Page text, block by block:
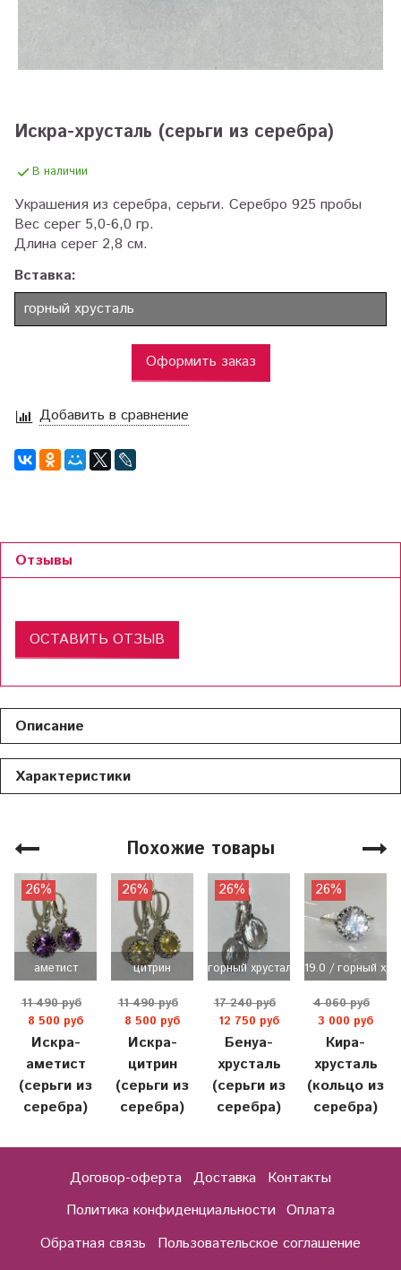
Искра-хрусталь (серьги из серебра)
В наличии
Украшения из серебра, серьги. Серебро 925 пробы
Вес серег 5,0-6,0 гр.
Длина серег 2,8 см.
Вставка:
горный хрусталь
Оформить заказ
Добавить в сравнение
Отзывы
ОСТАВИТЬ ОТЗЫВ
Описание
Характеристики
Похожие товары
аметист
26%
11 490 руб
8 500 руб
Искра-
аметист
(серьги из
серебра)
цитрин
26%
11 490 руб
8 500 руб
Искра-
цитрин
(серьги из
серебра)
горный хрусталь
26%
17 240 руб
12 750 руб
Бенуа-
хрусталь
(серьги из
серебра)
19.0 / горный
26%
4 060 руб
3 000 руб
Кира-
хрусталь
(кольцо из
серебра)
Договор-оферта Доставка
Контакты
Политика конфиденциальности Оплата
Обратная связь
Пользовательское соглашение